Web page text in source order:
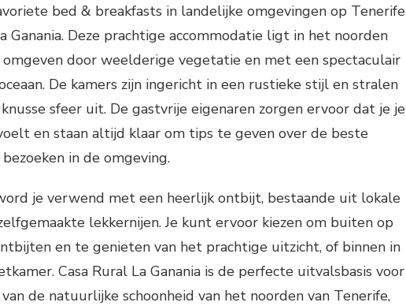
bed & breakfasts in landelijke omgevingen op Tenerife
Ganania. Deze prachtige accommodatie ligt in het noorden
omgeven door weelderige vegetatie en met een spectaculair
De kamers zijn ingericht in een rustieke stijl en stralen
sfeer uit. De gastvrije eigenaren zorgen ervoor dat je je
en staan altijd klaar om tips te geven over de beste
in de omgeving.
je verwend met een heerlijk ontbijt, bestaande uit lokale
lekkernijen. Je kunt ervoor kiezen om buiten op
en te genieten van het prachtige uitzicht, of binnen in
Casa Rural La Ganania is de perfecte uitvalsbasis voor
de natuurlijke schoonheid van het noorden van Tenerife,